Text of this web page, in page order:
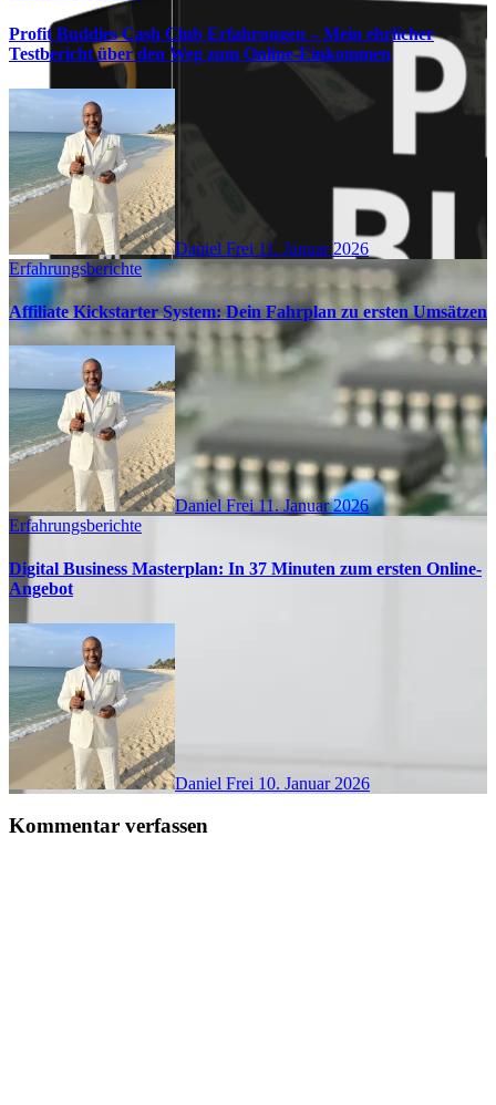
Profit Buddies Cash Club Erfahrungen – Mein ehrlicher
Testbericht über den Weg zum Online-Einkommen
Daniel Frei 11. Januar 2026
Erfahrungsberichte
Affiliate Kickstarter System: Dein Fahrplan zu ersten Umsätzen
Daniel Frei11. Januar 2026
Erfahrungsberichte
Digital Business Masterplan: In 37 Minuten zum ersten Online-
Angebot
Daniel Frei 10. Januar 2026
Kommentar verfassen